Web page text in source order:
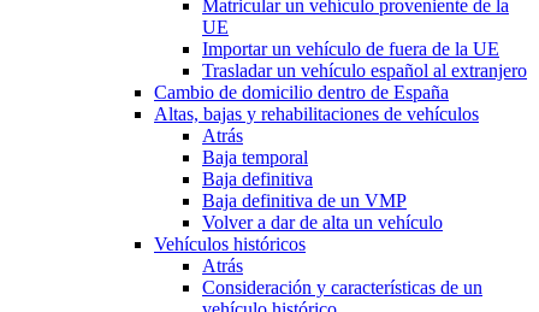
Matricular un vehículo proveniente de la
UE
Importar un vehículo de fuera de la UE
Trasladar un vehículo español al extranjero
Cambio de domicilio dentro de España
Altas, bajas y rehabilitaciones de vehículos
Atrás
Baja temporal
Baja definitiva
Baja definitiva de un VMP
Volver a dar de alta un vehículo
Vehículos históricos
Atrás
Consideración y características de un